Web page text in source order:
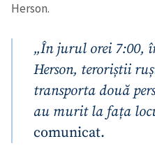
Herson.
„În jurul orei 7:00,
Herson, teroriștii
transporta două
au murit la fața
comunicat.